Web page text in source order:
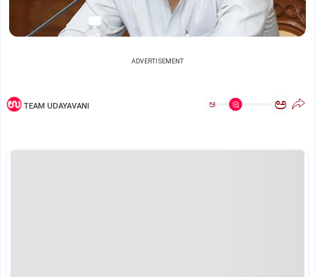
ADVERTISEMENT
TEAM UDAYAVANI ಅ ಅ